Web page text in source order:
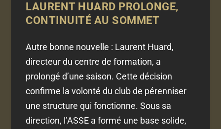
LAURENT HUARD PROLONGE,
CONTINUITÉ AU SOMMET
Autre bonne nouvelle : Laurent Huard,
directeur du centre de formation, a
prolongé d’une saison. Cette décision
confirme la volonté du club de pérenniser
une structure qui fonctionne. Sous sa
direction, l’ASSE a formé une base solide,